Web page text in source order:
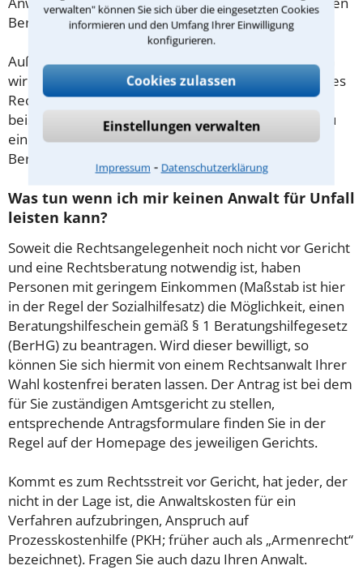
verwalten" können Sie sich über die eingesetzten Cookies
informieren und den Umfang Ihrer Einwilligung
konfigurieren.
Cookies zulassen
Einstellungen verwalten
Impressum ⁃ Datenschutzerklärung
Beratung.
Außerdem gut zu wissen: Gemäß § 34 Absatz 2 RVG
wird die Beratungsgebühr auf weitere Tätigkeiten des
Rechtsanwalts angerechnet. Sollte es also
beispielsweise aufgrund des Beratungsgesprächs zu
einem Prozess kommen, so kann der Anwalt diese
Beratungsgebühr nicht mehr abrechnen.
Was tun wenn ich mir keinen Anwalt für Unfall
leisten kann?
Soweit die Rechtsangelegenheit noch nicht vor Gericht
und eine Rechtsberatung notwendig ist, haben
Personen mit geringem Einkommen (Maßstab ist hier
in der Regel der Sozialhilfesatz) die Möglichkeit, einen
Beratungshilfeschein gemäß § 1 Beratungshilfegesetz
(BerHG) zu beantragen. Wird dieser bewilligt, so
können Sie sich hiermit von einem Rechtsanwalt Ihrer
Wahl kostenfrei beraten lassen. Der Antrag ist bei dem
für Sie zuständigen Amtsgericht zu stellen,
entsprechende Antragsformulare finden Sie in der
Regel auf der Homepage des jeweiligen Gerichts.
Kommt es zum Rechtsstreit vor Gericht, hat jeder, der
nicht in der Lage ist, die Anwaltskosten für ein
Verfahren aufzubringen, Anspruch auf
Prozesskostenhilfe (PKH; früher auch als „Armenrecht“
bezeichnet). Fragen Sie auch dazu Ihren Anwalt.